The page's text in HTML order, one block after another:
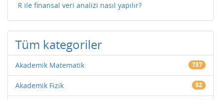
R ile finansal veri analizi nasıl yapılır?
Tüm kategoriler
Akademik Matematik 737
Akademik Fizik 52